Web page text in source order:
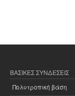
ΒΑΣΙΚΈΣ ΣΥΝΔΈΣΕΙΣ
Πολυτροπική βάση